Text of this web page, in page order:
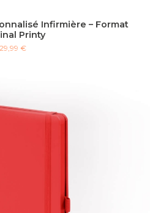
Infirmière – Format
Printy
29,99 €